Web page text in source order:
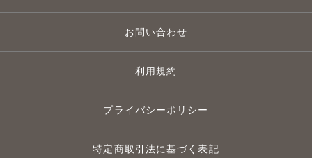
お問い合わせ
利用規約
プライバシーポリシー
特定商取引法に基づく表記